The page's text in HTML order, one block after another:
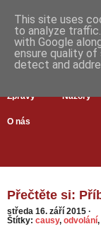
Zprávy Názory
O nás
Přečtěte si:
středa 16. září 2015 ·
Štítky: causy, odvolání,
This site uses
to analyze
with Google
ensure quality
detect and